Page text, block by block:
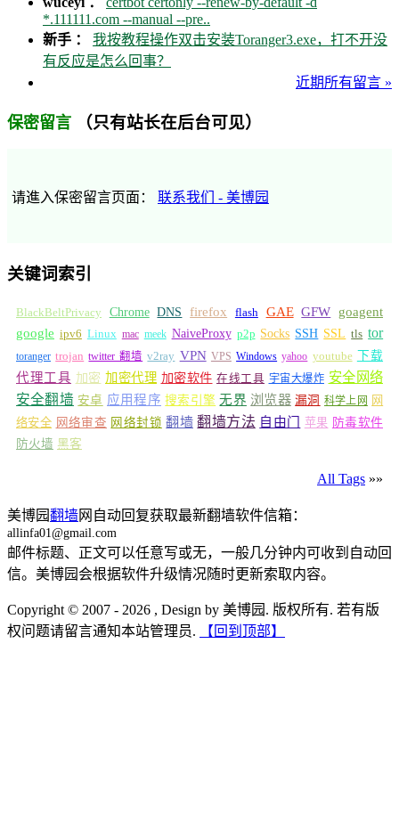
*.111111.com --manual --pre..
新手 ： 我按教程操作双击安装Toranger3.exe，打不开没
有反应是怎么回事？
近期所有留言 »
保密留言 （只有站长在后台可见）
请進入保密留言页面： 联系我们 - 美博园
关键词索引
BlackBeltPrivacy Chrome DNS firefox flash GAE GFW
goagent
google ipv6 Linux mac meek NaiveProxy p2p Socks SSH SSL tls tor
toranger trojan twitter 翻墙 v2ray VPN VPS Windows yahoo youtube 下载
代理工具 加密 加密代理 加密软件 在线工具 宇宙大爆炸 安全网络
安全翻墙 安卓 应用程序 搜索引擎 无界 浏览器 漏洞 科学上网 网
络安全 网络审查 网络封锁 翻墙 翻墙方法 自由门 苹果 防毒软件
防火墙 黑客
All Tags »»
美博园翻墙网自动回复获取最新翻墙软件信箱：
allinfa01@gmail.com
邮件标题、正文可以任意写或无，一般几分钟内可收到自动回
信。美博园会根据软件升级情况随时更新索取内容。
Copyright © 2007 - 2026 , Design by 美博园. 版权所有. 若有版
权问题请留言通知本站管理员.
【回到顶部】